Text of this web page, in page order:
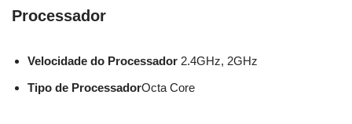
Processador
Velocidade do Processador 2.4GHz, 2GHz
Tipo de ProcessadorOcta Core